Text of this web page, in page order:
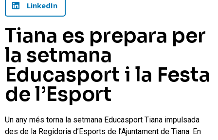
LinkedIn
Tiana es prepara per
la setmana
Educasport i la Festa
de l’Esport
Un any més torna la setmana Educasport Tiana impulsada
des de la Regidoria d’Esports de l’Ajuntament de Tiana. En